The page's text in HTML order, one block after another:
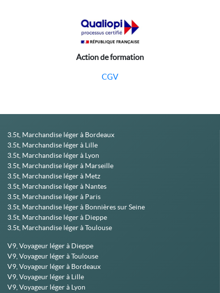
Action de formation
CGV
3.5t, Marchandise léger à Bordeaux
3.5t, Marchandise léger à Lille
3.5t, Marchandise léger à Lyon
3.5t, Marchandise léger à Marseille
3.5t, Marchandise léger à Metz
3.5t, Marchandise léger à Nantes
3.5t, Marchandise léger à Paris
3.5t, Marchandise léger à Bonnières sur Seine
3.5t, Marchandise léger à Dieppe
3.5t, Marchandise léger à Toulouse
V9, Voyageur léger à Dieppe
V9, Voyageur léger à Toulouse
V9, Voyageur léger à Bordeaux
V9, Voyageur léger à Lille
V9, Voyageur léger à Lyon